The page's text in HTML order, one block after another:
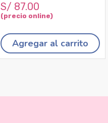
S/ 87.00
Agregar al carrito